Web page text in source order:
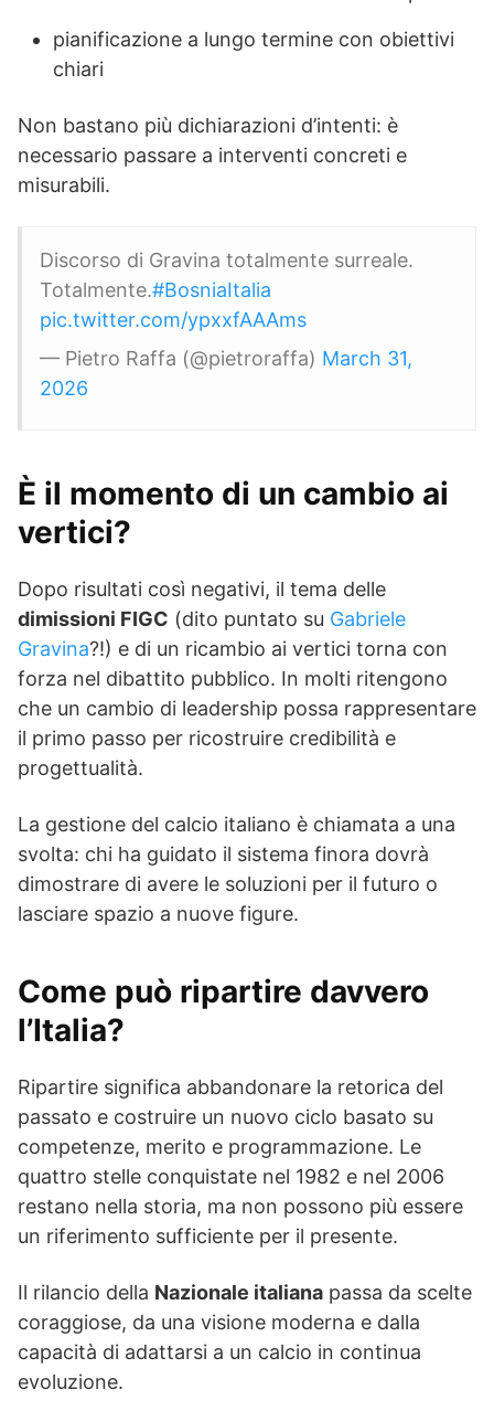
pianificazione a lungo termine con obiettivi
chiari
Non bastano più dichiarazioni d’intenti: è
necessario passare a interventi concreti e
misurabili.
Discorso di Gravina totalmente surreale.
Totalmente.#BosniaItalia
pic.twitter.com/ypxxfAAAms
— Pietro Raffa (@pietroraffa) March 31,
2026
È il momento di un cambio ai
vertici?
Dopo risultati così negativi, il tema delle
dimissioni FIGC (dito puntato su Gabriele
Gravina?!) e di un ricambio ai vertici torna con
forza nel dibattito pubblico. In molti ritengono
che un cambio di leadership possa rappresentare
il primo passo per ricostruire credibilità e
progettualità.
La gestione del calcio italiano è chiamata a una
svolta: chi ha guidato il sistema finora dovrà
dimostrare di avere le soluzioni per il futuro o
lasciare spazio a nuove figure.
Come può ripartire davvero
l’Italia?
Ripartire significa abbandonare la retorica del
passato e costruire un nuovo ciclo basato su
competenze, merito e programmazione. Le
quattro stelle conquistate nel 1982 e nel 2006
restano nella storia, ma non possono più essere
un riferimento sufficiente per il presente.
Il rilancio della Nazionale italiana passa da scelte
coraggiose, da una visione moderna e dalla
capacità di adattarsi a un calcio in continua
evoluzione.